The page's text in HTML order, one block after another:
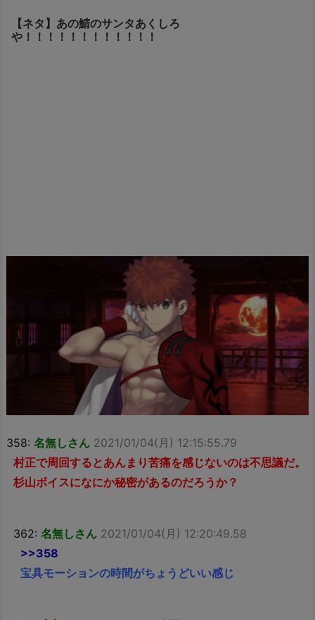
【ネタ】あの鯖のサンタあくしろ
や！！！！！！！！！！！！
358: 名無しさん 2021/01/04(月) 12:15:55.79
村正で周回するとあんまり苦痛を感じないのは不思議だ。
杉山ボイスになにか秘密があるのだろうか？
362: 名無しさん 2021/01/04(月) 12:20:49.58
>>358
宝具モーションの時間がちょうどいい感じ